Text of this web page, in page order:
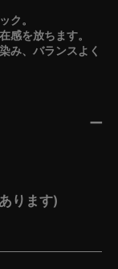
ク。
感を放ちます。
み、バランスよく
ります)